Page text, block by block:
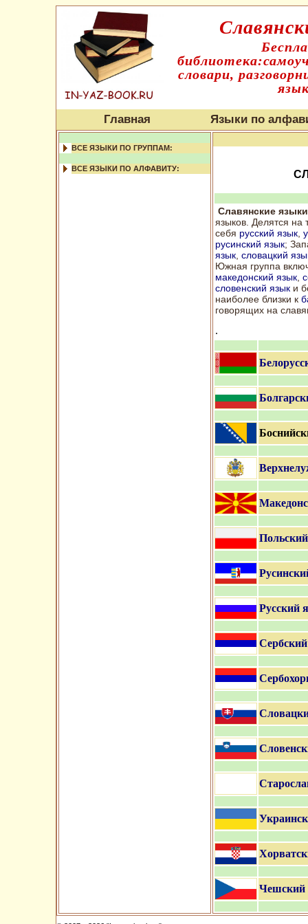
словари,
Главная Языки по
ВСЕ ЯЗЫКИ ПО ГРУППАМ:
ВСЕ ЯЗЫКИ ПО АЛФАВИТУ:
Славянские языки
языков. Делятся на
себя русский язык,
русинский язык;
язык, словацкий
Южная группа
македонский язык,
словенский языки
наиболее близки к
говорящих на
.
Русский
Чешский